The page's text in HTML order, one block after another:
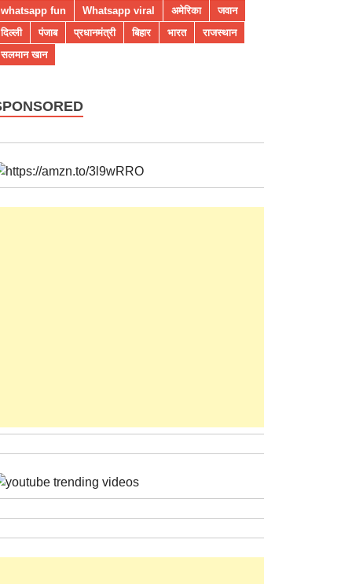
whatsapp fun
Whatsapp viral अमेरिका
जवान
दिल्ली
पंजाब प्रधानमंत्री बिहार भारत
राजस्थान
सलमान खान